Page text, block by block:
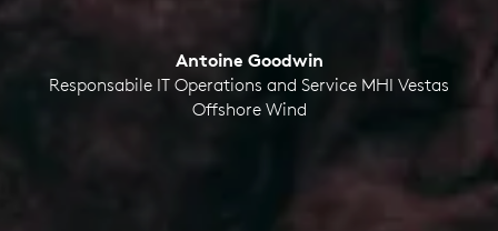
Antoine Goodwin
Responsabile IT Operations and Service MHI Vestas
Offshore Wind